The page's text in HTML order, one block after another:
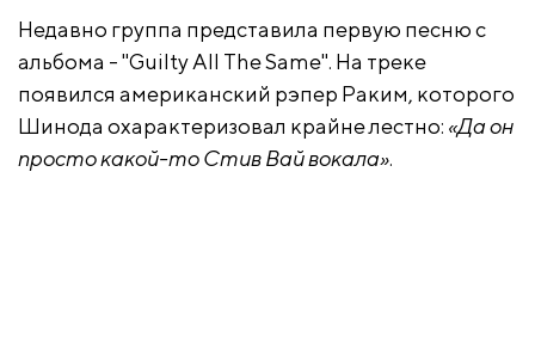
Недавно группа представила первую песню с
альбома - "Guilty All The Same". На треке
появился американский рэпер Раким, которого
Шинода охарактеризовал крайне лестно: «Да он
просто какой-то Стив Вай вокала».